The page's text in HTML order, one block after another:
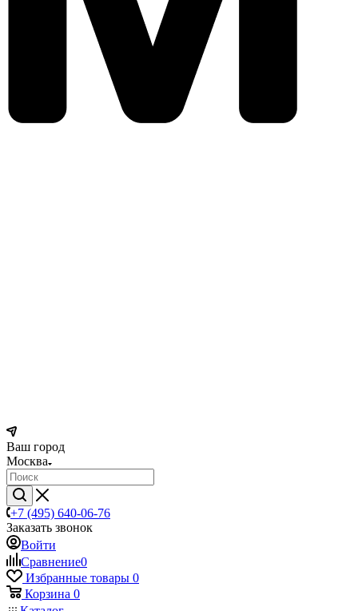
Ваш город
Москва
+7 (495) 640-06-76
Заказать звонок
Войти
Сравнение0
Избранные товары 0
Корзина 0